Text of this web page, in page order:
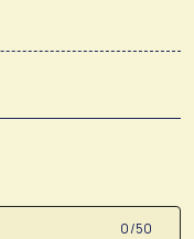
0 /50